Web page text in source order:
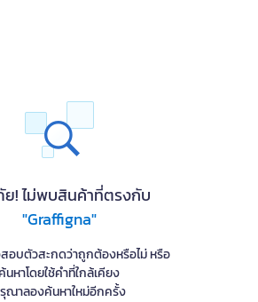
! ไม่พบสินค้าที่ตรงกับ
"Graffigna"
อบตัวสะกดว่าถูกต้องหรือไม่ หรือ
นหาโดยใช้คำที่ใกล้เคียง
ณาลองค้นหาใหม่อีกครั้ง